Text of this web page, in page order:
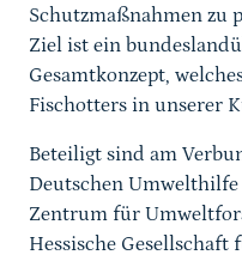
Schutzmaßnahmen zu
Ziel ist ein
Gesamtkonzept,
Fischotters in unserer
Beteiligt sind am
Deutschen
Zentrum für
Hessische